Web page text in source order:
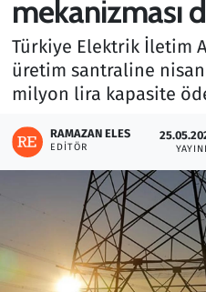
mekanizması
Türkiye Elektrik İletim
üretim santraline
milyon lira kapasite
RAMAZAN ELES
EDITÖR
Kurumsal Haberler
Lezzet Durağı
Memur ve Kamu
Otomobil
Oyun
Ramazan